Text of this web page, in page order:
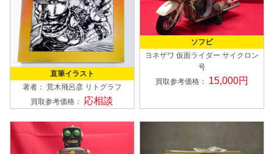
直筆イラスト
著者： 荒木飛呂彦リトグラフ
買取参考価格： 応相談
ソフビ
ヨネザワ 仮面ライダー サイクロン
号
買取参考価格： 15,000円